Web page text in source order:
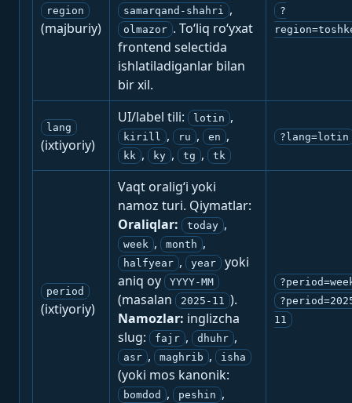
region
(majburiy)
samarqand-shahri ,
olmazor . To‘liq ro‘yxat
frontend selectida
ishlatiladiganlar bilan
bir xil.
?
lang
(ixtiyoriy)
UI/label tili: lotin ,
kirill , ru , en ,
kk , ky , tg , tk
?lang=lotin
period
(ixtiyoriy)
Vaqt oralig‘i yoki
namoz turi. Qiymatlar:
Oraliqlar:
today ,
week , month ,
halfyear , year
yoki
aniq oy
YYYY-MM
(masalan 2025-11 ).
Namozlar: inglizcha
slug:
fajr , dhuhr ,
asr , maghrib , isha
(yoki mos kanonik:
bomdod , peshin ,
11